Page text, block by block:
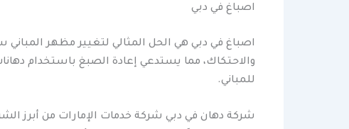
اصباغ في دبي
اصباغ في دبي هي الحل المثالي لتغيير مظهر
والاحتكاك، مما يستدعي إعادة الصبغ باستخدام
للمباني.
شركة دهان في دبي شركة خدمات الإمارات من أبرز